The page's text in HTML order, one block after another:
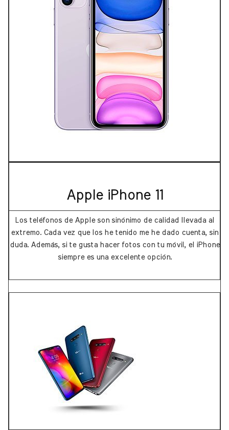
Apple iPhone 11
Los teléfonos de Apple son sinónimo de calidad llevada al
extremo. Cada vez que los he tenido me he dado cuenta, sin
duda. Además, si te gusta hacer fotos con tu móvil, el iPhone
siempre es una excelente opción.